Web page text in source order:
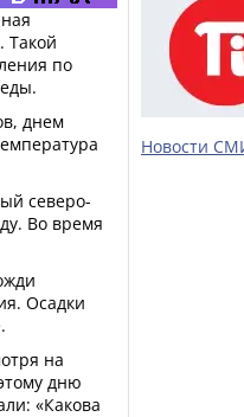
Такой
по
днем
северо-
Во время
Осадки
на
дню
«Какова
Новости